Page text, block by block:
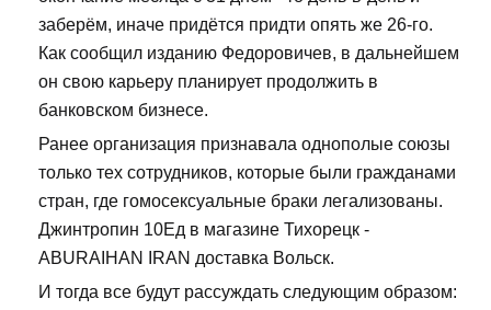
заберём, иначе придётся придти опять же 26-го.
Как сообщил изданию Федоровичев, в дальнейшем
он свою карьеру планирует продолжить в
банковском бизнесе.
Ранее организация признавала однополые союзы
только тех сотрудников, которые были гражданами
стран, где гомосексуальные браки легализованы.
Джинтропин 10Ед в магазине Тихорецк -
ABURAIHAN IRAN доставка Вольск.
И тогда все будут рассуждать следующим образом: